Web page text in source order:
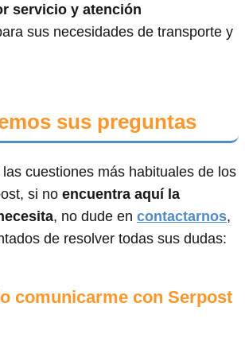
servicio y atención
sus necesidades de transporte y
sus preguntas
cuestiones más habituales de los
si no encuentra aquí la
, no dude en contactarnos,
de resolver todas sus dudas:
comunicarme con Serpost